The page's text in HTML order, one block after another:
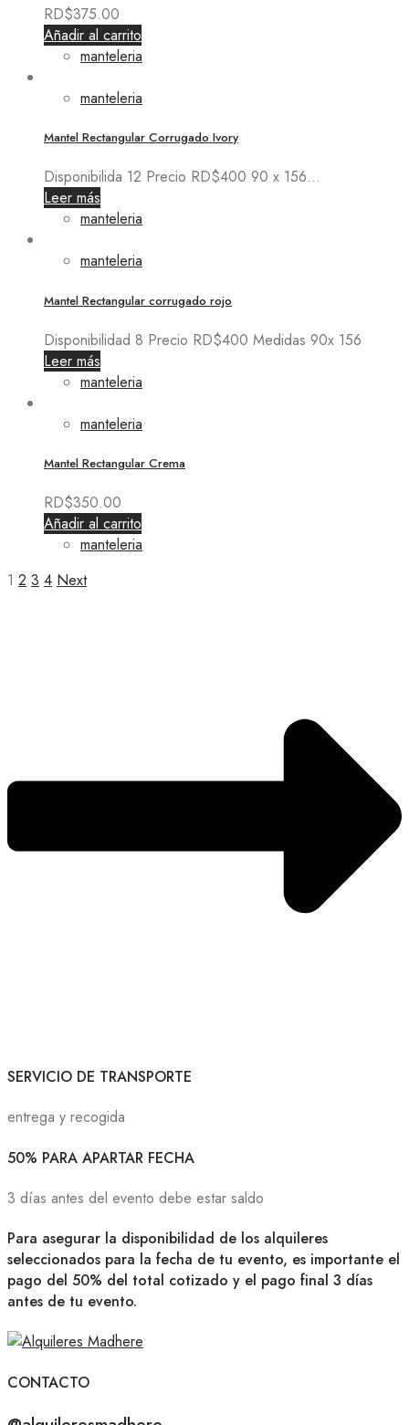
RD$375.00
Añadir al carrito
manteleria
manteleria
Mantel Rectangular Corrugado Ivory
Disponibilida 12 Precio RD$400 90 x 156...
Leer más
manteleria
manteleria
Mantel Rectangular corrugado rojo
Disponibilidad 8 Precio RD$400 Medidas 90x 156
Leer más
manteleria
manteleria
Mantel Rectangular Crema
RD$350.00
Añadir al carrito
manteleria
1 2 3 4 Next
SERVICIO DE TRANSPORTE
entrega y recogida
50% PARA APARTAR FECHA
3 días antes del evento debe estar saldo
Para asegurar la disponibilidad de los alquileres
seleccionados para la fecha de tu evento, es importante el
pago del 50% del total cotizado y el pago final 3 días
antes de tu evento.
CONTACTO